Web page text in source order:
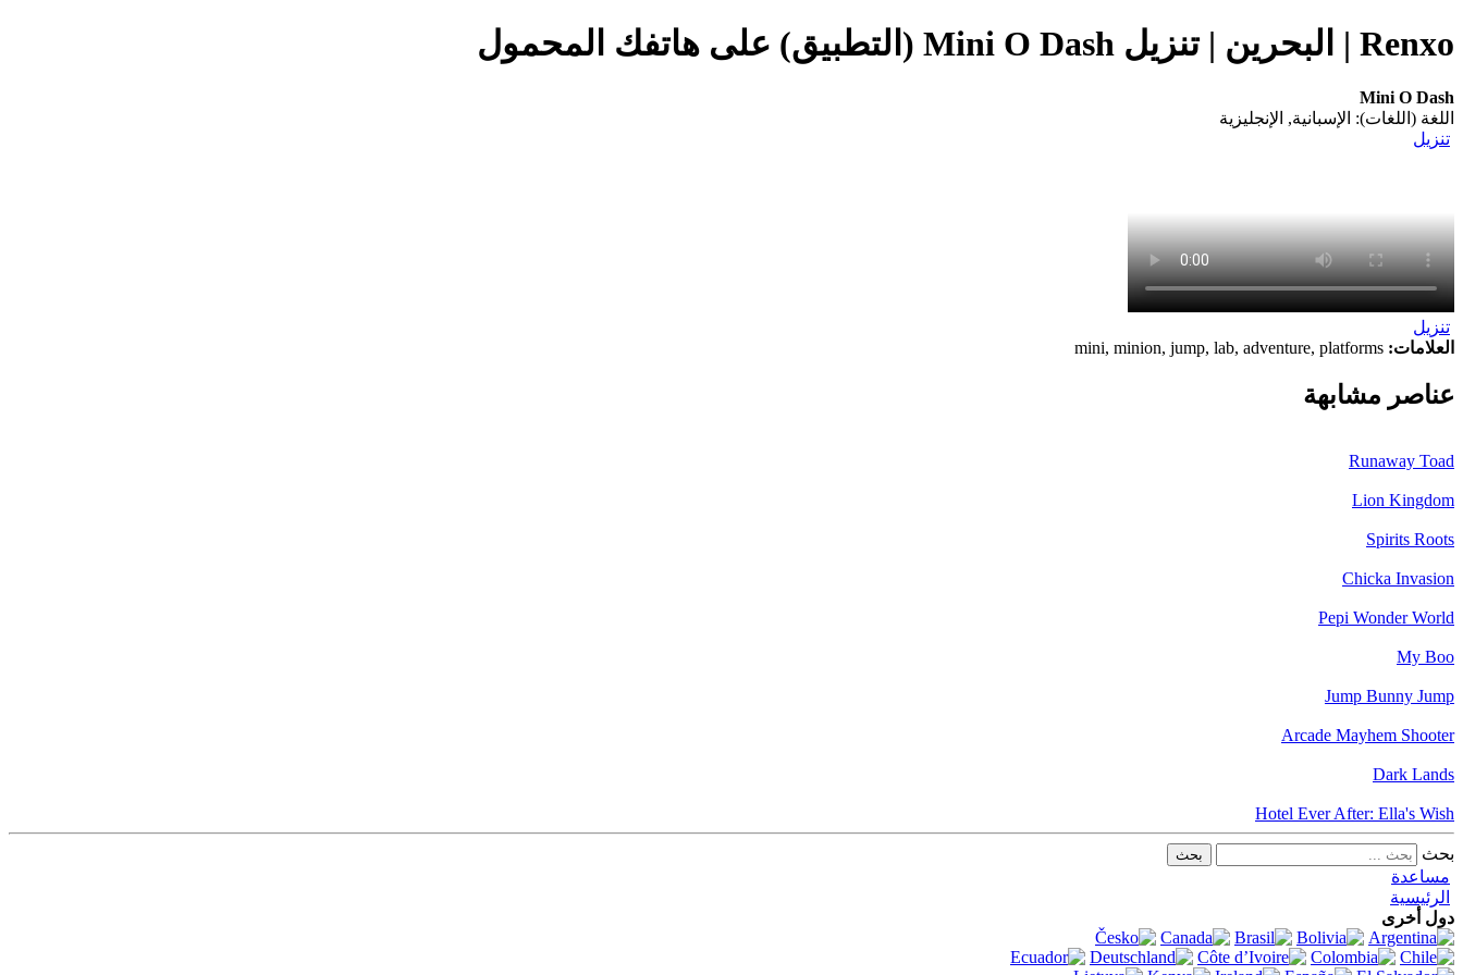
Renxo | البحرين | تنزيل Mini O Dash (التطبيق) على هاتفك المحمول
Mini O Dash
اللغة (اللغات): الإسبانية, الإنجليزية
تنزيل
تنزيل
العلامات:
عناصر مشابهة
Runaway Toad
Lion Kingdom
Spirits Roots
Chicka Invasion
Pepi Wonder World
My Boo
Jump Bunny Jump
Arcade Mayhem Shooter
Dark Lands
Hotel Ever After: Ella's Wish
بحث
مساعدة
الرئيسية
دول أخرى